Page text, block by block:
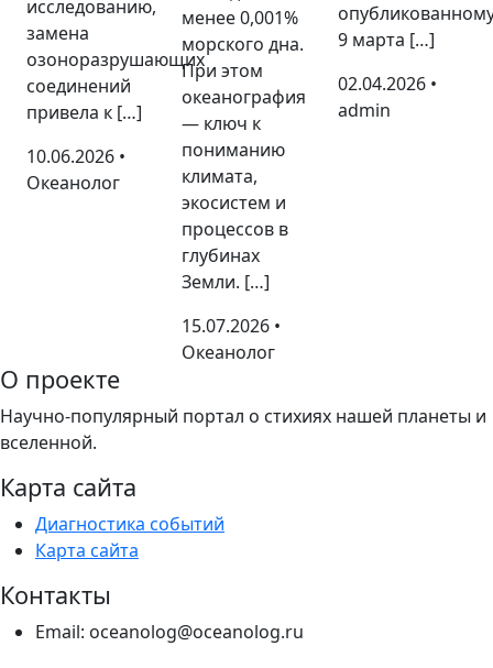
исследованию,
замена
озоноразрушающих
соединений
привела к […]
10.06.2026 •
Океанолог
менее 0,001%
морского дна.
При этом
океанография
— ключ к
пониманию
климата,
экосистем и
процессов в
глубинах
Земли. […]
15.07.2026 •
Океанолог
9 марта […]
02.04.2026 •
admin
О проекте
Научно-популярный портал о стихиях нашей планеты и
вселенной.
Карта сайта
Диагностика событий
Карта сайта
Контакты
Email: oceanolog@oceanolog.ru